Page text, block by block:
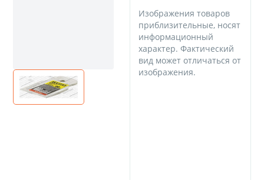
Изображения товаров
приблизительные, носят
информационный
характер. Фактический
вид может отличаться от
изображения.